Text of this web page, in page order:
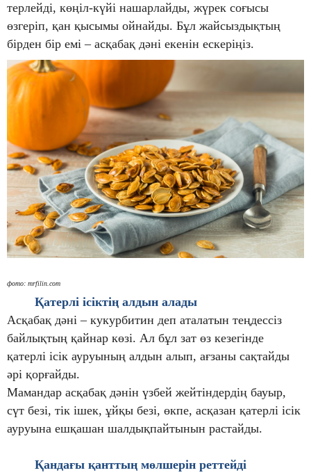
терлейді, көңіл-күйі нашарлайды, жүрек соғысы
өзгеріп, қан қысымы ойнайды. Бұл жайсыздықтың
бірден бір емі – асқабақ дәні екенін ескеріңіз.
фото: mrfilin.com
Қатерлі ісіктің алдын алады
Асқабақ дәні – кукурбитин деп аталатын теңдессіз
байлықтың қайнар көзі. Ал бұл зат өз кезегінде
қатерлі ісік ауруының алдын алып, ағзаны сақтайды
әрі қорғайды.
Мамандар асқабақ дәнін үзбей жейтіндердің бауыр,
сүт безі, тік ішек, ұйқы безі, өкпе, асқазан қатерлі ісік
ауруына ешқашан шалдықпайтынын растайды.
Қандағы қанттың мөлшерін реттейді